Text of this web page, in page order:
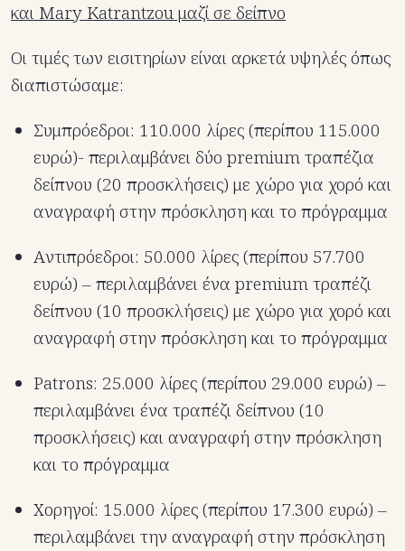
και Mary Katrantzou μαζί σε δείπνο
Οι τιμές των εισιτηρίων είναι αρκετά υψηλές όπως
διαπιστώσαμε:
Συμπρόεδροι: 110.000 λίρες (περίπου 115.000
ευρώ)- περιλαμβάνει δύο premium τραπέζια
δείπνου (20 προσκλήσεις) με χώρο για χορό και
αναγραφή στην πρόσκληση και το πρόγραμμα
Aντιπρόεδροι: 50.000 λίρες (περίπου 57.700
ευρώ) – περιλαμβάνει ένα premium τραπέζι
δείπνου (10 προσκλήσεις) με χώρο για χορό και
αναγραφή στην πρόσκληση και το πρόγραμμα
Patrons: 25.000 λίρες (περίπου 29.000 ευρώ) –
περιλαμβάνει ένα τραπέζι δείπνου (10
προσκλήσεις) και αναγραφή στην πρόσκληση
και το πρόγραμμα
Χορηγοί: 15.000 λίρες (περίπου 17.300 ευρώ) –
περιλαμβάνει την αναγραφή στην πρόσκληση